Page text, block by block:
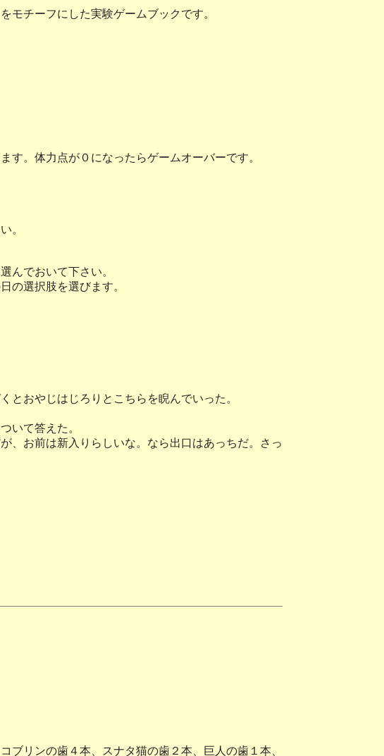
チーフにした実験ゲームブックです。
。体力点が０になったらゲームオーバーです。
。
んでおいて下さい。
の選択肢を選びます。
おやじはじろりとこちらを睨んでいった。
いて答えた。
、お前は新入りらしいな。なら出口はあっちだ。さっ
リンの歯４本、スナタ猫の歯２本、巨人の歯１本、